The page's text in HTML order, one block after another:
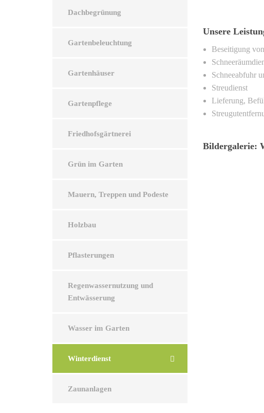
Unsere
Beseitigung
Schneeabfuhr
Streudienst
Lieferung,
Bildergalerie:
Dachbegrünung
Gartenbeleuchtung
Gartenhäuser
Gartenpflege
Friedhofsgärtnerei
Grün im Garten
Mauern, Treppen und Podeste
Holzbau
Pflasterungen
Regenwassernutzung und
Entwässerung
Wasser im Garten
Winterdienst
Zaunanlagen